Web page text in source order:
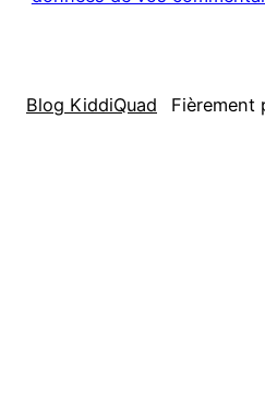
Blog KiddiQuad Fièrement